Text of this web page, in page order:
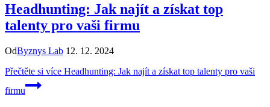
Headhunting: Jak najít a získat top
talenty pro vaši firmu
OdByznys Lab 12. 12. 2024
Přečtěte si více Headhunting: Jak najít a získat top talenty pro vaši
firmu